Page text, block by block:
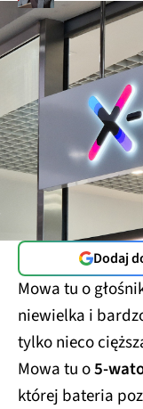
Dodaj
Mowa tu o
niewielka i
tylko nieco
Mowa tu o5-
której bateria